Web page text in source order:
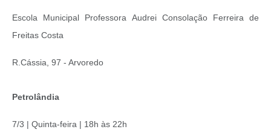
Escola Municipal Professora Audrei Consolação Ferreira de
Freitas Costa
R.Cássia, 97 - Arvoredo
Petrolândia
7/3 | Quinta-feira | 18h às 22h